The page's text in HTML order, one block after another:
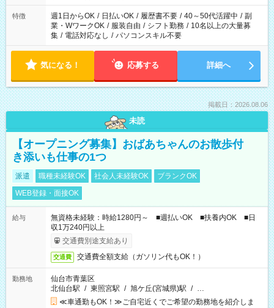
特徴 週1日からOK / 日払いOK / 履歴書不要 / 40～50代活躍中 / 副
業・WワークOK / 服装自由 / シフト勤務 / 10名以上の大量募
集 / 電話対応なし / パソコンスキル不要
気になる！ 応募する 詳細へ
掲載日：2026.08.06
未読
【オープニング募集】おばあちゃんのお散歩付
き添いも仕事の1つ
派遣 職種未経験OK 社会人未経験OK
ブランクOK
WEB登録・面接OK
給与
無資格未経験：時給1280円～ ■週払いOK ■扶養内OK ■日
収1万240円以上
交通費別途支給あり
交通費 交通費全額支給（ガソリン代もOK！）
勤務地
仙台市青葉区
北仙台駅 / 東照宮駅 / 旭ケ丘(宮城県)駅 / …
≪車通勤もOK！≫ご自宅近くでご希望の勤務地を紹介しま